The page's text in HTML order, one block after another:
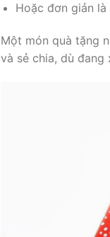
Hoặc đơn giản
Một món quà tặng
và sẻ chia, dù đang